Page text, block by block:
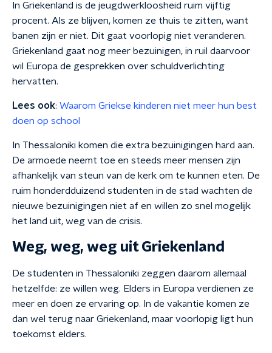
In Griekenland is de jeugdwerkloosheid ruim vijftig
procent. Als ze blijven, komen ze thuis te zitten, want
banen zijn er niet. Dit gaat voorlopig niet veranderen.
Griekenland gaat nog meer bezuinigen, in ruil daarvoor
wil Europa de gesprekken over schuldverlichting
hervatten.
Lees ook: Waarom Griekse kinderen niet meer hun best
doen op school
In Thessaloniki komen die extra bezuinigingen hard aan.
De armoede neemt toe en steeds meer mensen zijn
afhankelijk van steun van de kerk om te kunnen eten. De
ruim honderdduizend studenten in de stad wachten de
nieuwe bezuinigingen niet af en willen zo snel mogelijk
het land uit, weg van de crisis.
Weg, weg, weg uit Griekenland
De studenten in Thessaloniki zeggen daarom allemaal
hetzelfde: ze willen weg. Elders in Europa verdienen ze
meer en doen ze ervaring op. In de vakantie komen ze
dan wel terug naar Griekenland, maar voorlopig ligt hun
toekomst elders.